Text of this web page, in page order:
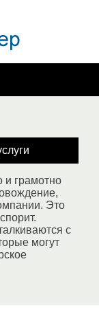
и грамотно
Это
с
могут